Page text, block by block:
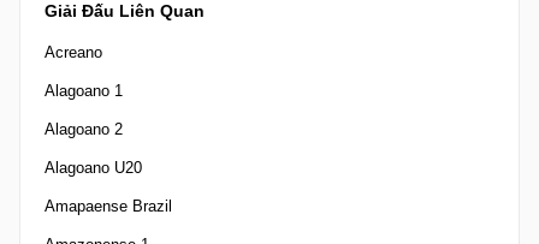
Giải Đấu Liên Quan
Acreano
Alagoano 1
Alagoano 2
Alagoano U20
Amapaense Brazil